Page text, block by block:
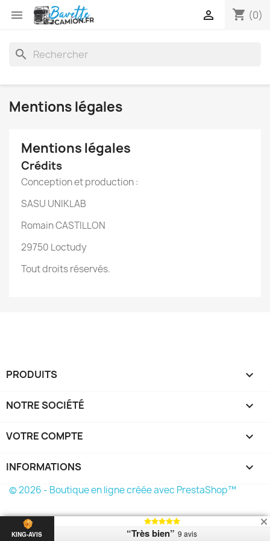
 shopping_cart (0)

search
Mentions légales
Mentions légales
Crédits
Conception et production :
SASU UNIKLAB
Romain CASTILLON
29750 Loctudy
Tout droits réservés.
PRODUITS 
NOTRE SOCIÉTÉ 
VOTRE COMPTE 
INFORMATIONS keyboard_arrow_down
© 2026 - Boutique en ligne créée avec PrestaShop™
KING-AVIS “Très bien” 9 avis